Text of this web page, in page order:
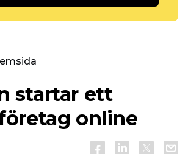
startar ett
online